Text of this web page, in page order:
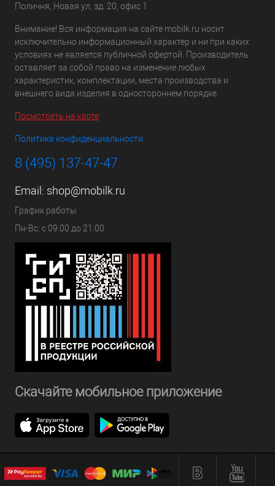
Поличня, Новая ул, зд. 20, офис 1
Внимание! Вся информация на сайте mobilk.ru носит
исключительно информационный характер и ни при каких
условиях не является публичной офертой. Производитель
оставляет за собой право на изменение любых
характеристик, комплектации, места производства и
внешнего вида изделия в одностороннем порядке.
Посмотреть на карте
Политика конфиденциальности
8 (495) 137-47-47
Email: shop@mobilk.ru
График работы
Пн-Вс: с 09:00 до 21:00
Скачайте мобильное приложение